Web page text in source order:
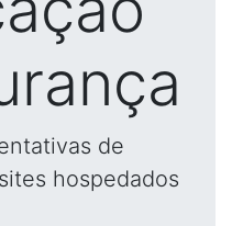
de
hospedados